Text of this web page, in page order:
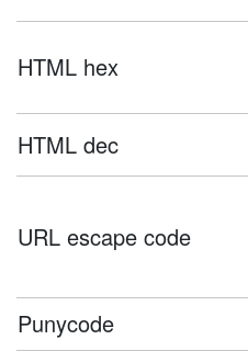
HTML hex
HTML dec
URL escape code
Punycode